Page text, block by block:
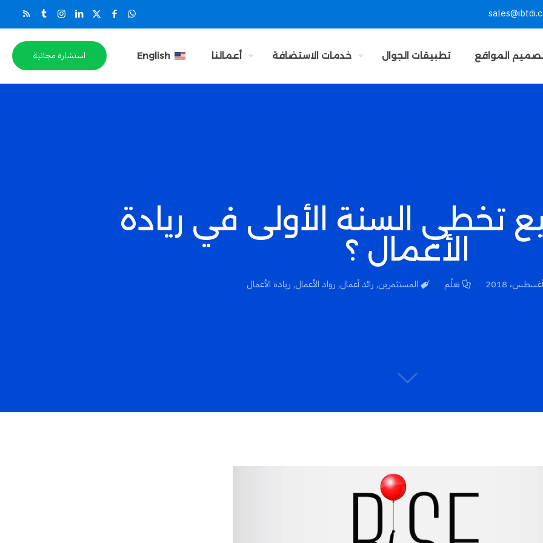
المواقع تطبيقات الجوال خدمات الاستضافة أعمالنا English استشارة مجانية
تخطي السنة الأولى في ريادة
الأعمال ؟
تعلّم المستثمرين, رائد أعمال, رواد الأعمال, ريادة الأعمال